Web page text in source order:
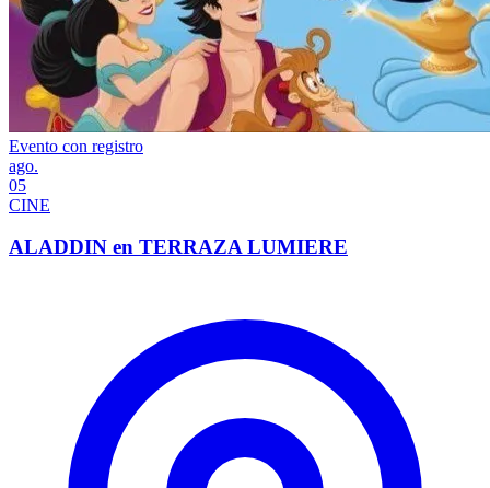
Evento con registro
ago.
05
CINE
ALADDIN en TERRAZA LUMIERE